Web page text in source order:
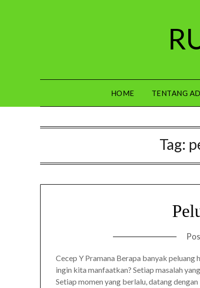
HOME TENTANG
Tag:
Cecep Y Pramana Berapa banyak
ingin kita manfaatkan? Setiap masalah
Setiap momen yang berlalu, datang